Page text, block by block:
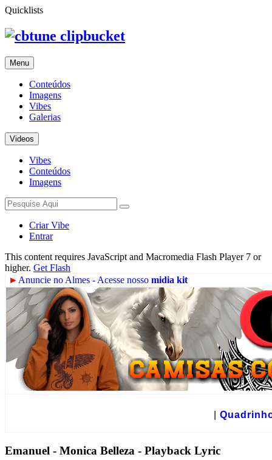
Quicklists
clipbucket
Menu
Conteúdos
Imagens
Vibes
Galerias
Videos
Vibes
Conteúdos
Imagens
Criar Vibe
Entrar
This content requires JavaScript and Macromedia Flash Player 7 or
higher. Get Flash
► Anuncie no Almes - Acesse nosso midia kit
Emanuel - Monica Belleza - Playback Lyric